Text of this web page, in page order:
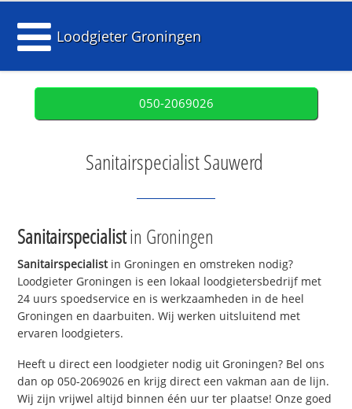
Loodgieter Groningen
050-2069026
Sanitairspecialist Sauwerd
Sanitairspecialistin Groningen
Sanitairspecialistin Groningen en omstreken nodig?
Loodgieter Groningen is een lokaal loodgietersbedrijf met
24 uurs spoedservice en is werkzaamheden in de heel
Groningen en daarbuiten. Wij werken uitsluitend met
ervaren loodgieters.
Heeft u direct een loodgieter nodig uit Groningen? Bel ons
dan op 050-2069026 en krijg direct een vakman aan de lijn.
Wij zijn vrijwel altijd binnen één uur ter plaatse! Onze goed